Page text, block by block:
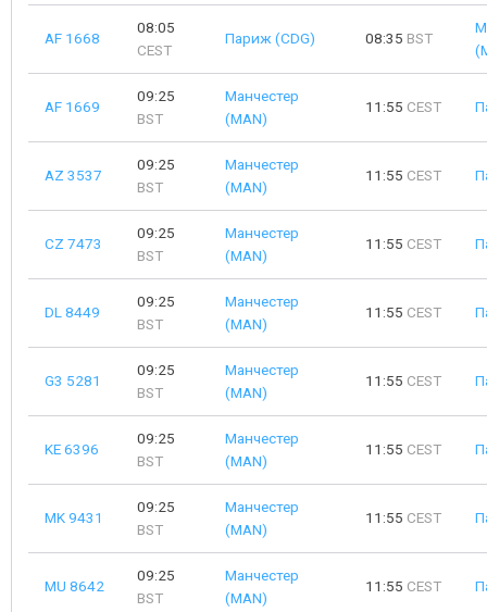
AF 1668
08:05
CEST
Париж (CDG) 08:35 BST
AF 1669
09:25
BST
Манчестер
(MAN)
11:55 CEST
AZ 3537
09:25
BST
Манчестер
(MAN)
11:55 CEST
CZ 7473
09:25
BST
Манчестер
(MAN)
11:55 CEST
DL 8449
09:25
BST
Манчестер
(MAN)
11:55 CEST
G3 5281
09:25
BST
Манчестер
(MAN)
11:55 CEST
KE 6396
09:25
BST
Манчестер
(MAN)
11:55 CEST
MK 9431
09:25
BST
Манчестер
(MAN)
11:55 CEST
MU 8642
09:25
BST
Манчестер
(MAN)
11:55 CEST